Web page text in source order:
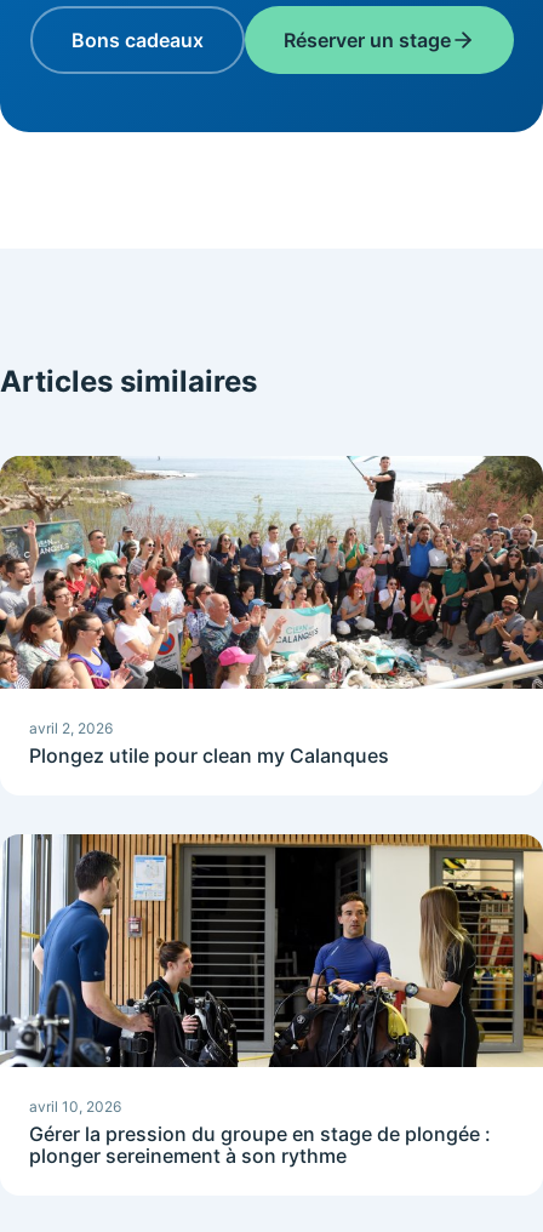
Bons cadeaux Réserver un stage
Articles similaires
avril 2, 2026
Plongez utile pour clean my Calanques
avril 10, 2026
Gérer la pression du groupe en stage de plongée :
plonger sereinement à son rythme